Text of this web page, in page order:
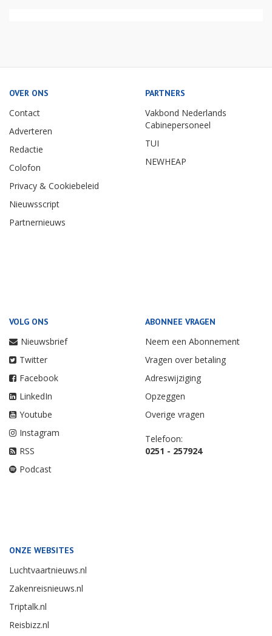
OVER ONS
Contact
Adverteren
Redactie
Colofon
Privacy & Cookiebeleid
Nieuwsscript
Partnernieuws
PARTNERS
Vakbond Nederlands
Cabinepersoneel
TUI
NEWHEAP
VOLG ONS
Nieuwsbrief
Twitter
Facebook
LinkedIn
Youtube
Instagram
RSS
Podcast
ABONNEE VRAGEN
Neem een Abonnement
Vragen over betaling
Adreswijziging
Opzeggen
Overige vragen
Telefoon:
0251 - 257924
ONZE WEBSITES
Luchtvaartnieuws.nl
Zakenreisnieuws.nl
Triptalk.nl
Reisbizz.nl